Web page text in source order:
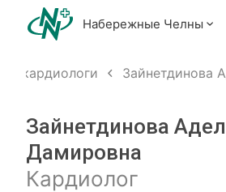
Набережные Челны
кардиологи Зайнетдинова
Зайнетдинова
Дамировна
Кардиолог